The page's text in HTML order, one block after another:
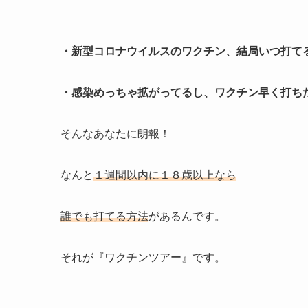
・新型コロナウイルスのワクチン、結局いつ打て
・感染めっちゃ拡がってるし、ワクチン早く打ち
そんなあなたに朗報！
なんと１週間以内に１８歳以上なら
誰でも打てる方法があるんです。
それが『ワクチンツアー』です。